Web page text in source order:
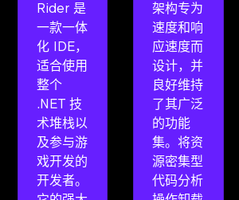
Rider 是
一款一体
化 IDE，
适合使用
整个
.NET 技
术堆栈以
及参与游
戏开发的
开发者。
架构专为
速度和响
应速度而
设计，并
良好维持
了其广泛
的功能
集。将资
源密集型
代码分析